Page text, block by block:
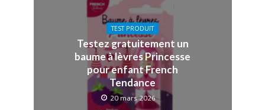
TEST PRODUIT
Testez gratuitement un
baume à lèvres Princesse
pour enfant French
Tendance
20 mars 2026